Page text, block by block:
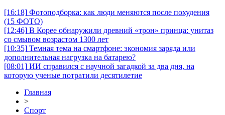
[16:18] Фотоподборка: как люди меняются после похудения
(15 ФОТО)
[12:46] В Корее обнаружили древний «трон» принца: унитаз
со смывом возрастом 1300 лет
[10:35] Темная тема на смартфоне: экономия заряда или
дополнительная нагрузка на батарею?
[08:01] ИИ справился с научной загадкой за два дня, на
которую ученые потратили десятилетие
Главная
>
Спорт